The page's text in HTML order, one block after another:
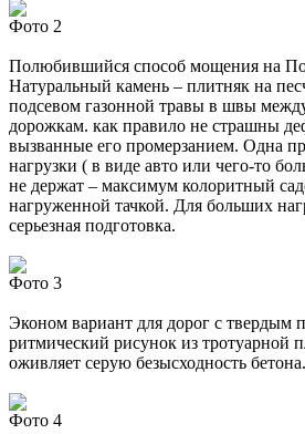
Фото 2
Полюбившийся способ мощения на
Натуральный камень – плитняк на
подсевом газонной травы в швы
дорожкам. как правило не страшны
вызванные его промерзанием. Одна
нагрузки ( в виде авто или чего-то
не держат – максимум колоритный
нагруженной тачкой. Для больших
серьезная подготовка.
Фото 3
Эконом вариант для дорог с твердым
ритмический рисунок из тротуарной
оживляет серую безысходность бетона.
Фото 4